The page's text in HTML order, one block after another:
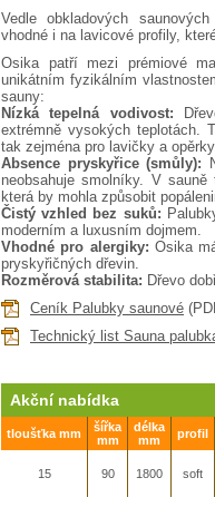
Vedle obkladových
vhodné i na lavicové profily,
Osika patří mezi prémiové
unikátním fyzikálním
sauny:
Nízká tepelná vodivost:
extrémně vysokých teplotách.
tak zejména pro lavičky a
Absence pryskyřice (smůly):
neobsahuje smolníky. V
která by mohla způsobit
Čistý vzhled bez suků:
moderním a luxusním dojmem.
Vhodné pro alergiky: Osika
pryskyřičných dřevin.
Rozměrová stabilita: Dřevo
Ceník Palubky saunové
Technický list Sauna
Akční nabídka
tloušťka mm
šířka
mm
délka
mm
profil
15 90 1800 soft